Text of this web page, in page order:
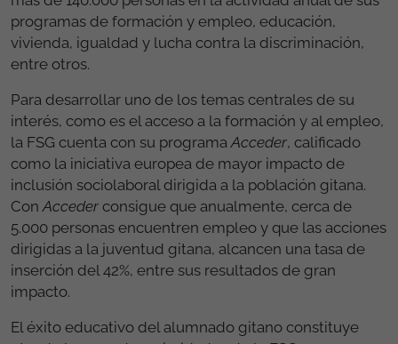
localidades. Además, trabaja en el ámbito
internacional con una intensa labor de incidencia
política, especialmente ante la Comisión Europea. En
2025 tuvo una plantilla media de 1.392 personas
empleadas, de las cuales el 37,50% eran gitanas y el
75% de todas ellas, mujeres.
En 2025 la FSG atendió a más de 40.000 personas en
itinerarios individualizados, llegando a movilizar a
más de 140.000 personas en la actividad anual de sus
programas de formación y empleo, educación,
vivienda, igualdad y lucha contra la discriminación,
entre otros.
Para desarrollar uno de los temas centrales de su
la FSG cuenta con su programaAcceder, calificado